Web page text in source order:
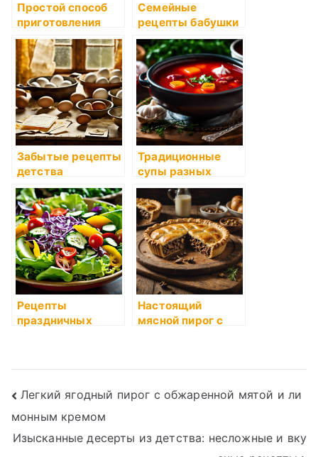
Простой способ
приготовления
пирога с яблоками
Семейные
рецепты бабушки
Розы
Забытые рецепты
детства
Традиционные
супы разных
народов мира:
борщ, фасолевый
и уха
Рецепты
праздничных
Настоящий
мясной пирог с
Навигация
по
Легкий ягодный пирог с обжаренной мятой и ли
монным кремом
Изысканные десерты из детства: несложные и вку